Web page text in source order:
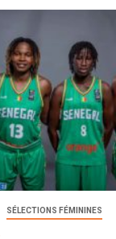
SÉLECTIONS FÉMININES